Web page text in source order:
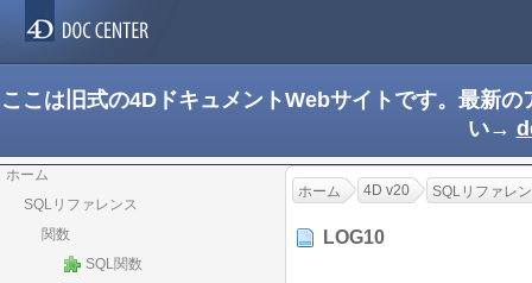
ここは旧式の4DドキュメントWebサイトです。最新
い→
ホーム
SQLリファレンス
関数
SQL関数
ホーム 4D v20 SQLリファレ
LOG10